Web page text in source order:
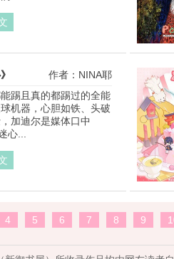
作者：NINA耶
踢且真的都踢过的全能
机器，心胆如铁、头破
加迪尔是媒体口中
心...
4 5 6 7 8 9